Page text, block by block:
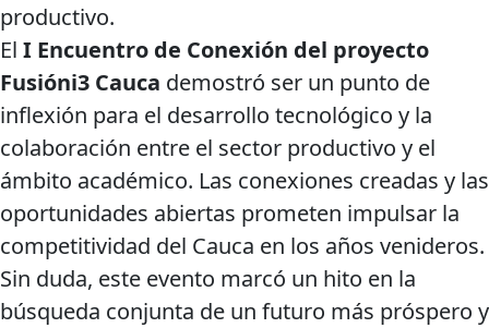
productivo.
El I Encuentro de Conexión del proyecto
Fusióni3 Cauca demostró ser un punto de
inflexión para el desarrollo tecnológico y la
colaboración entre el sector productivo y el
ámbito académico. Las conexiones creadas y las
oportunidades abiertas prometen impulsar la
competitividad del Cauca en los años venideros.
Sin duda, este evento marcó un hito en la
búsqueda conjunta de un futuro más próspero y